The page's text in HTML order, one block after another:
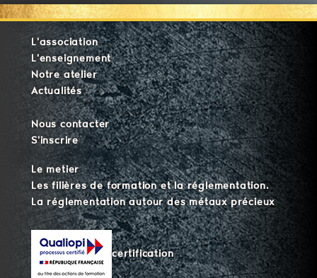
L'association
L'enseignement
Notre atelier
Actualités
Nous contacter
S'inscrire
Le metier
Les filières de formation et la réglementation.
La réglementation autour des métaux précieux
certification